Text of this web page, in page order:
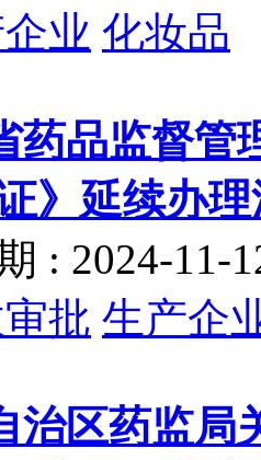
业 化妆品
药品监督管
》延续办
: 2024-11-
批 生产企
治区药监局